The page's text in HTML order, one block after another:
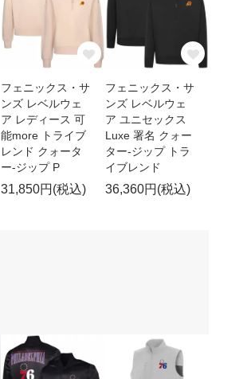
フェニックス・サ
ンズ レベルウェ
ア レディース 可
能more トライブ
レンド クォータ
ー-ジップ P
31,850円(税込)
フェニックス・サ
ンズ レベルウェ
ア ユニセックス
Luxe 署名 クォー
ター-ジップ トラ
イブレンド
36,360円(税込)